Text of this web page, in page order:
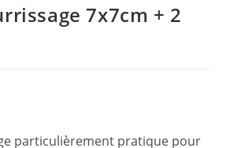
7x7cm + 2
particulièrement pratique pour